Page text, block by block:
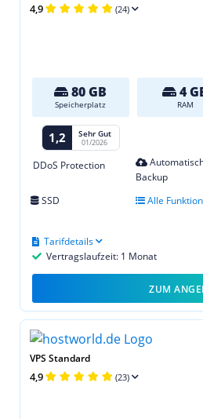
4,9 (24)
80 GB
Speicherplatz
4
RAM
1,2 Sehr Gut
01/2026
DDoS Protection
Backup
SSD Alle
Vertragslaufzeit: 1 Monat
Tarifdetails
ZUM
VPS Standard
4,9 (23)